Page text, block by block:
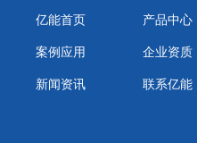
亿能首页 产品中心
案例应用 企业资质
新闻资讯 联系亿能